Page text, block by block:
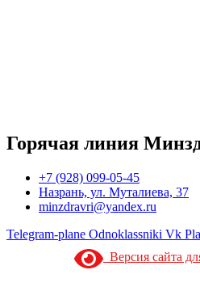
Горячая линия
+7 (928) 099-05-45
Назрань, ул. Муталиева, 37
minzdravri@yandex.ru
Telegram-plane Odnoklassniki Vk
Версия сайта